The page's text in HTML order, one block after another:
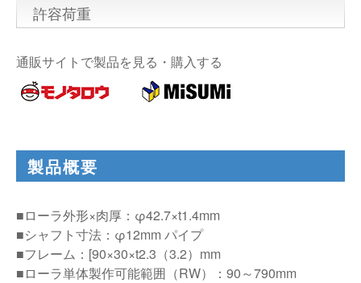
許容荷重
通販サイトで製品を見る・購入する
製品概要
■ローラ外形×肉厚：φ42.7×t1.4mm
■シャフト寸法：φ12mm パイプ
■フレーム：[90×30×t2.3（3.2）mm
■ローラ単体製作可能範囲（RW）：90～790mm